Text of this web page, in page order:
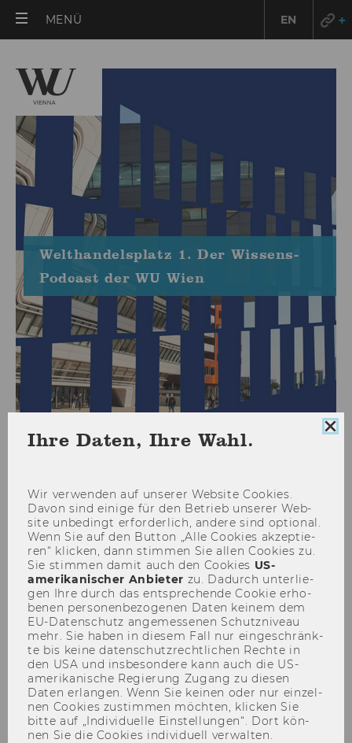
MENÜ EN
Welthandelsplatz 1. Der Wissens-
Podcast der WU Wien
MASTER-PROGRAMME
DOKTORAT UND PHD
EXECUTIVE EDUCATION
NEWS
ZUM NEWSROOM
Ihre Daten, Ihre Wahl.
Wir ver­wen­den auf un­se­rer Web­site Coo­kies.
Davon sind ei­ni­ge für den Be­trieb un­se­rer Web­
site un­be­dingt er­for­der­lich, an­de­re sind op­tio­nal.
Wenn Sie auf den But­ton „Alle Coo­kies ak­zep­tie­
ren“ kli­cken, dann stim­men Sie allen Coo­kies zu.
Sie stim­men damit auch den Coo­kies US-​
amerikanischer An­bie­ter zu. Da­durch un­ter­lie­
gen Ihre durch das ent­spre­chen­de Coo­kie er­ho­
be­nen per­so­nen­be­zo­ge­nen Daten kei­nem dem
EU-​Datenschutz an­ge­mes­se­nen Schutz­ni­veau
mehr. Sie haben in die­sem Fall nur ein­ge­schränk­
te bis keine da­ten­schutz­recht­li­chen Rech­te in
den USA und ins­be­son­de­re kann auch die US-​
amerikanische Re­gie­rung Zu­gang zu die­sen
Daten er­lan­gen. Wenn Sie kei­nen oder nur ein­zel­
nen Coo­kies zu­stim­men möch­ten, kli­cken Sie
bitte auf „In­di­vi­du­el­le Ein­stel­lun­gen“. Dort kön­
nen Sie die Coo­kies in­di­vi­du­ell ver­wal­ten.